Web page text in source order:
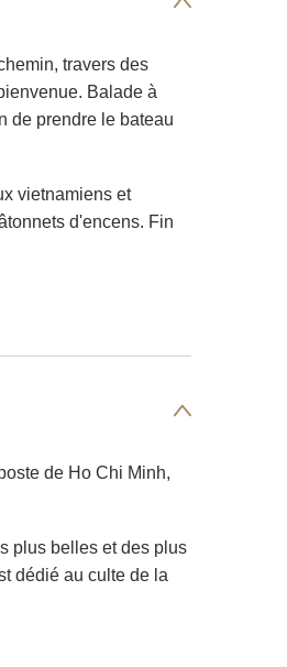
travers des
Balade à
de prendre le bateau
vietnamiens et
d'encens. Fin
de Ho Chi Minh,
plus belles et des plus
dédié au culte de la